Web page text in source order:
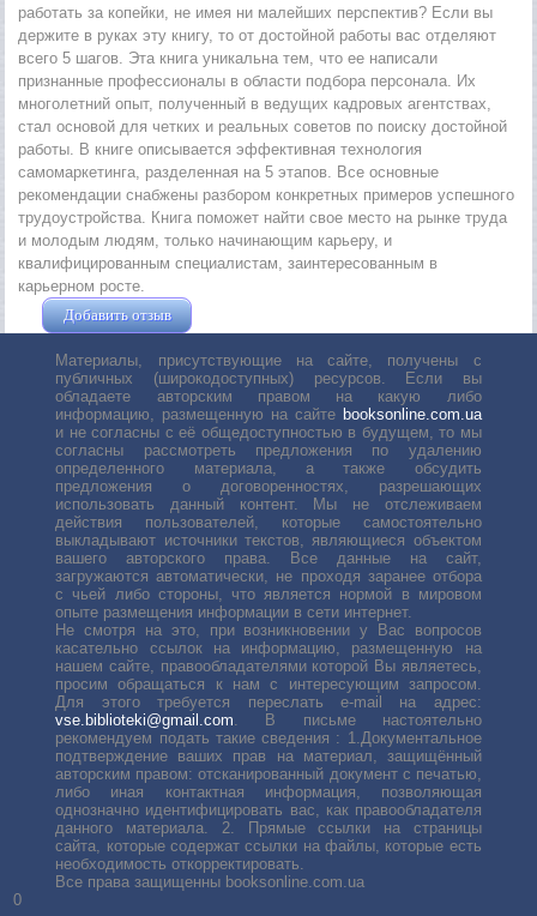
работать за копейки, не имея ни малейших перспектив? Если вы
держите в руках эту книгу, то от достойной работы вас отделяют
всего 5 шагов. Эта книга уникальна тем, что ее написали
признанные профессионалы в области подбора персонала. Их
многолетний опыт, полученный в ведущих кадровых агентствах,
стал основой для четких и реальных советов по поиску достойной
работы. В книге описывается эффективная технология
самомаркетинга, разделенная на 5 этапов. Все основные
рекомендации снабжены разбором конкретных примеров успешного
трудоустройства. Книга поможет найти свое место на рынке труда
и молодым людям, только начинающим карьеру, и
квалифицированным специалистам, заинтересованным в
карьерном росте.
Добавить отзыв
Материалы, присутствующие на сайте, получены с
публичных (широкодоступных) ресурсов. Если вы
обладаете авторским правом на какую либо
информацию, размещенную на сайте booksonline.com.ua
и не согласны с её общедоступностью в будущем, то мы
согласны рассмотреть предложения по удалению
определенного материала, а также обсудить
предложения о договоренностях, разрешающих
использовать данный контент. Мы не отслеживаем
действия пользователей, которые самостоятельно
выкладывают источники текстов, являющиеся объектом
вашего авторского права. Все данные на сайт,
загружаются автоматически, не проходя заранее отбора
с чьей либо стороны, что является нормой в мировом
опыте размещения информации в сети интернет.
Не смотря на это, при возникновении у Вас вопросов
касательно ссылок на информацию, размещенную на
нашем сайте, правообладателями которой Вы являетесь,
просим обращаться к нам с интересующим запросом.
Для этого требуется переслать е-mail на адрес:
vse.biblioteki@gmail.com . В письме настоятельно
рекомендуем подать такие сведения : 1.Документальное
подтверждение ваших прав на материал, защищённый
авторским правом: отсканированный документ с печатью,
либо иная контактная информация, позволяющая
однозначно идентифицировать вас, как правообладателя
данного материала. 2. Прямые ссылки на страницы
сайта, которые содержат ссылки на файлы, которые есть
необходимость откорректировать.
Все права защищенны booksonline.com.ua
0